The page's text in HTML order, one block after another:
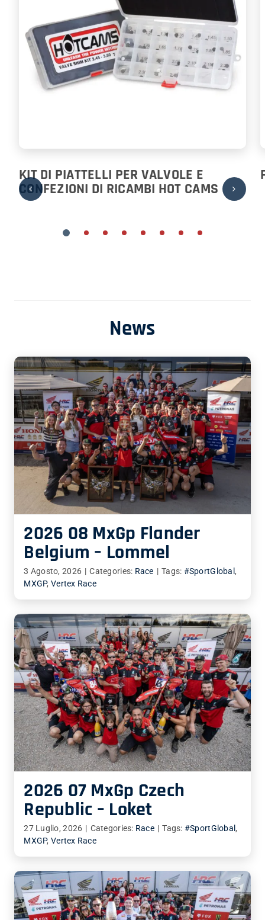
KIT DI PIATTELLI PER VALVOLE E
CONFEZIONI DI RICAMBI HOT CAMS
News
2026 08 MxGp Flander
Belgium – Lommel
3 Agosto, 2026 | Categories: Race | Tags: #SportGlobal ,
MXGP, Vertex Race
2026 07 MxGp Czech
Republic – Loket
27 Luglio, 2026 | Categories: Race | Tags: #SportGlobal,
MXGP, Vertex Race